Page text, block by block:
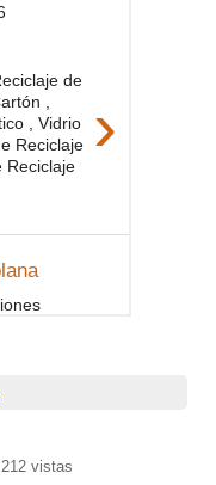
212 vistas